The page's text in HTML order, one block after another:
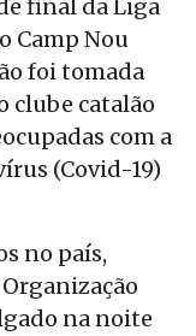
final da Liga
Camp Nou
foi tomada
clube catalão
com a
(Covid-19)
no país,
na noite